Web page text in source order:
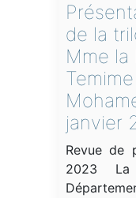
de la
Mme la
janvier
Revue de
2023 La